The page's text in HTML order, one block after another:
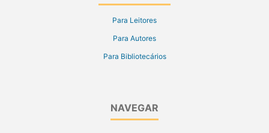
Para Leitores
Para Autores
Para Bibliotecários
NAVEGAR